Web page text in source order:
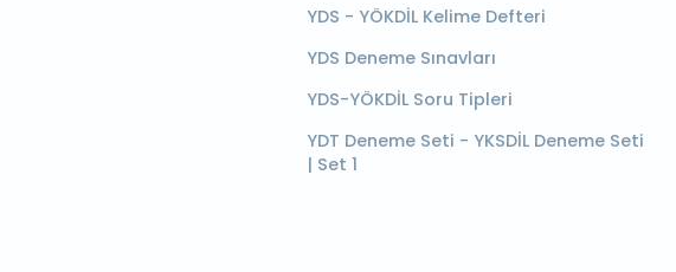
YDS - YÖKDİL Kelime Defteri
YDS Deneme Sınavları
YDS-YÖKDİL Soru Tipleri
YDT Deneme Seti - YKSDİL Deneme Seti
| Set 1